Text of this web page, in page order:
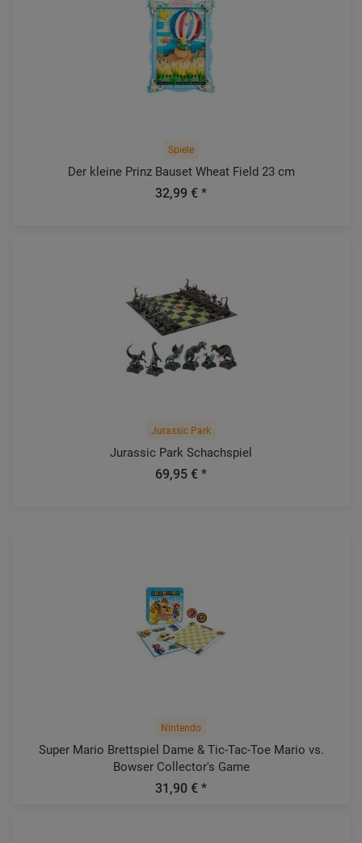
Spiele
Der kleine Prinz Bauset Wheat Field 23 cm
32,99 € *
Jurassic Park
Jurassic Park Schachspiel
69,95 € *
Nintendo
Super Mario Brettspiel Dame & Tic-Tac-Toe Mario vs.
Bowser Collector's Game
31,90 € *